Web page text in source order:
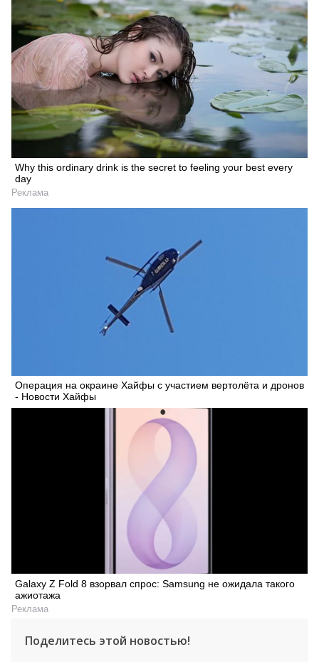
Why this ordinary drink is the secret to feeling your best every
day
Реклама
Операция на окраине Хайфы с участием вертолёта и дронов
- Новости Хайфы
Galaxy Z Fold 8 взорвал спрос: Samsung не ожидала такого
ажиотажа
Реклама
Поделитесь этой новостью!